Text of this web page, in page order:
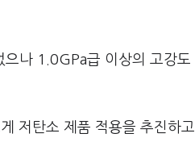
나 1.0GPa급 이상의 고강
저탄소 제품 적용을 추진하